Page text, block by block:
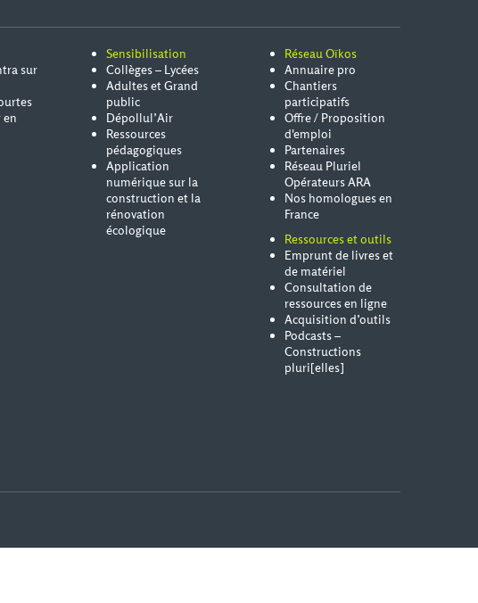
sur
Sensibilisation
Collèges – Lycées
Adultes et Grand
public
Dépollul’Air
Ressources
pédagogiques
Application
numérique sur la
construction et la
rénovation
écologique
Réseau Oïkos
Annuaire pro
Chantiers
participatifs
Offre / Proposition
d'emploi
Partenaires
Réseau Pluriel
Opérateurs ARA
Nos homologues en
France
Ressources et outils
Emprunt de livres et
de matériel
Consultation de
ressources en ligne
Acquisition d’outils
Podcasts –
Constructions
pluri[elles]